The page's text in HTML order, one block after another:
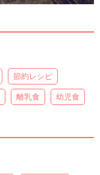
節約レシピ
離乳食 幼児食